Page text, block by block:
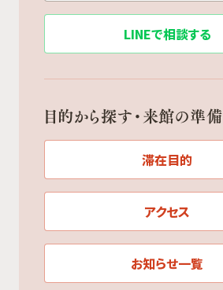
LINEで相談する
目的から探す・来館の準備
滞在目的
アクセス
お知らせ一覧